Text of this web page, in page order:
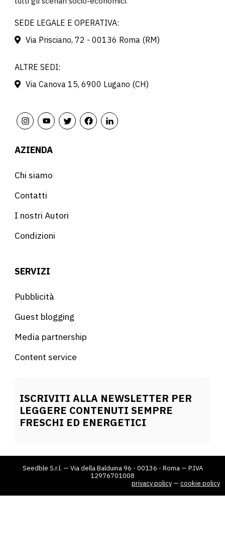
SEDE LEGALE E OPERATIVA:
Via Prisciano, 72 - 00136 Roma (RM)
ALTRE SEDI:
Via Canova 15, 6900 Lugano (CH)
AZIENDA
Chi siamo
Contatti
I nostri Autori
Condizioni
SERVIZI
Pubblicità
Guest blogging
Media partnership
Content service
ISCRIVITI ALLA NEWSLETTER PER
LEGGERE CONTENUTI SEMPRE
FRESCHI ED ENERGETICI
Seedble S.r.l. — Via della Balduina 96 - 00136 - Roma — P.IVA
12976701008
privacy policy— cookie policy